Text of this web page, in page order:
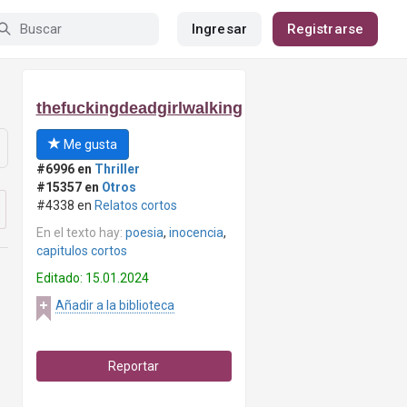
Ingresar Registrarse
thefuckingdeadgirlwalking
Me gusta
#6996 en Thriller
#15357 en Otros
#4338 en Relatos cortos
En el texto hay: poesia, inocencia,
capitulos cortos
Editado: 15.01.2024
Añadir a la biblioteca
Reportar